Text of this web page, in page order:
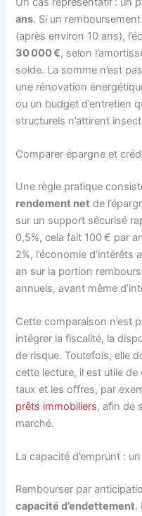
ans. Si un
(après environ 10 ans),
30 000 €, selon
solde. La somme n’est
une rénovation
ou un budget d’entretien
structurels n’attirent
Comparer épargne et
Une règle pratique
rendement net de
sur un support sécurisé
0,5%, cela fait 100 € par
2%, l’économie
an sur la portion
annuels, avant même
Cette comparaison n’est
intégrer la fiscalité, la
de risque. Toutefois, elle
cette lecture, il est utile
taux et les offres, par
prêts immobiliers, afin de
marché.
La capacité d’emprunt :
Rembourser par
capacité d’endettement.